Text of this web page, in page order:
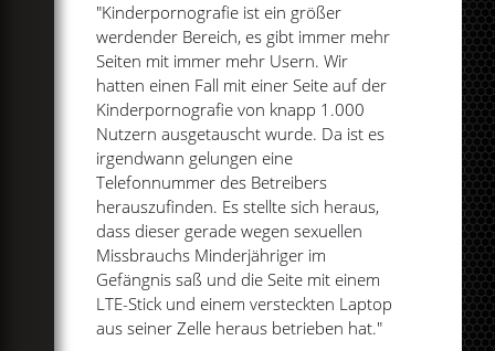
"Kinderpornografie ist ein größer
werdender Bereich, es gibt immer mehr
Seiten mit immer mehr Usern. Wir
hatten einen Fall mit einer Seite auf der
Kinderpornografie von knapp 1.000
Nutzern ausgetauscht wurde. Da ist es
irgendwann gelungen eine
Telefonnummer des Betreibers
herauszufinden. Es stellte sich heraus,
dass dieser gerade wegen sexuellen
Missbrauchs Minderjähriger im
Gefängnis saß und die Seite mit einem
LTE-Stick und einem versteckten Laptop
aus seiner Zelle heraus betrieben hat."